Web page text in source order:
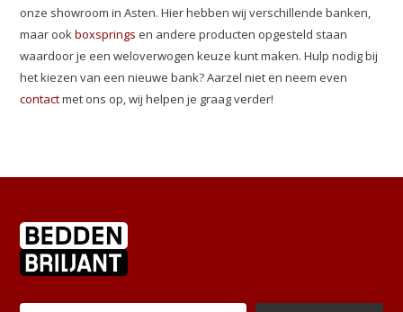
onze showroom in Asten. Hier hebben wij verschillende banken,
maar ookboxsprings en andere producten opgesteld staan
waardoor je een weloverwogen keuze kunt maken. Hulp nodig bij
het kiezen van een nieuwe bank? Aarzel niet en neem even
contactmet ons op, wij helpen je graag verder!